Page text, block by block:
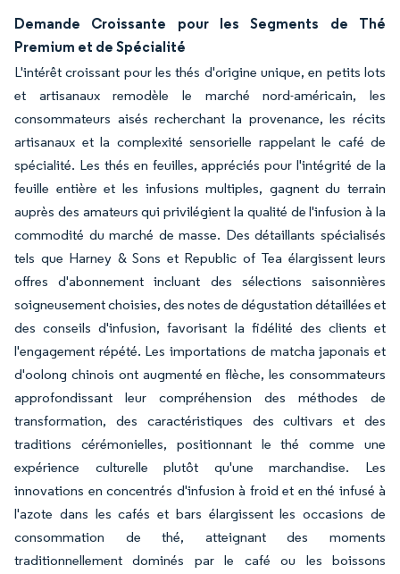
Demande Croissante pour les Segments de Thé
Premium et de Spécialité
L'intérêt croissant pour les thés d'origine unique, en petits lots
et artisanaux remodèle le marché nord-américain, les
consommateurs aisés recherchant la provenance, les récits
artisanaux et la complexité sensorielle rappelant le café de
spécialité. Les thés en feuilles, appréciés pour l'intégrité de la
feuille entière et les infusions multiples, gagnent du terrain
auprès des amateurs qui privilégient la qualité de l'infusion à la
commodité du marché de masse. Des détaillants spécialisés
tels que Harney & Sons et Republic of Tea élargissent leurs
offres d'abonnement incluant des sélections saisonnières
soigneusement choisies, des notes de dégustation détaillées et
des conseils d'infusion, favorisant la fidélité des clients et
l'engagement répété. Les importations de matcha japonais et
d'oolong chinois ont augmenté en flèche, les consommateurs
approfondissant leur compréhension des méthodes de
transformation, des caractéristiques des cultivars et des
traditions cérémonielles, positionnant le thé comme une
expérience culturelle plutôt qu'une marchandise. Les
innovations en concentrés d'infusion à froid et en thé infusé à
l'azote dans les cafés et bars élargissent les occasions de
consommation de thé, atteignant des moments
traditionnellement dominés par le café ou les boissons